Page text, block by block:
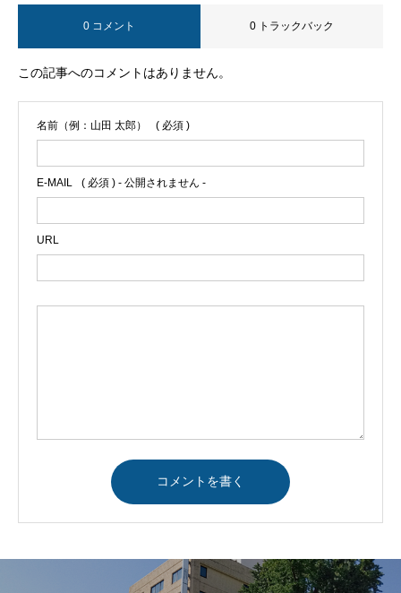
0 コメント 0 トラックバック
この記事へのコメントはありません。
名前（例：山田 太郎） ( 必須 )
E-MAIL ( 必須 ) - 公開されません -
URL